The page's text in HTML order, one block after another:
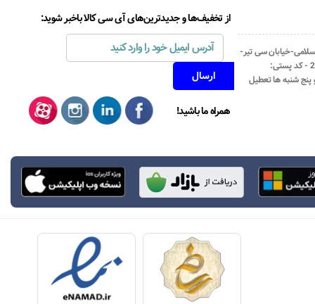
خیابان سی تیر-
نبش کوچه رستمی جاهد- پلاک67- واحد2 - کد پستی:
از تخفیف‌ها و جدیدترین‌های آی سی کالا باخبر شوید:
همراه ما باشید!